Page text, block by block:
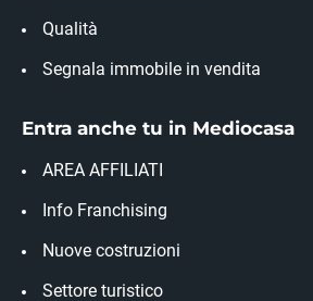
Qualità
Segnala immobile in vendita
Entra anche tu in Mediocasa
AREA AFFILIATI
Info Franchising
Nuove costruzioni
Settore turistico